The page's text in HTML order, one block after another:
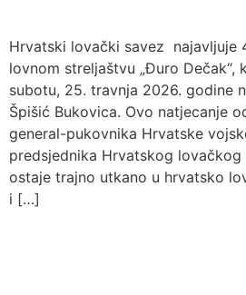
Hrvatski lovački savez najavljuje
lovnom streljaštvu „Đuro Dečak“,
subotu, 25. travnja 2026. godine
Špišić Bukovica. Ovo natjecanje
general-pukovnika Hrvatske
predsjednika Hrvatskog lovačkog
ostaje trajno utkano u hrvatsko
i […]